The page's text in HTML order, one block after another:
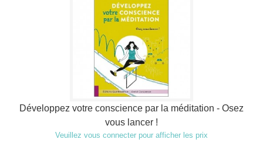
Développez votre conscience par la méditation - Osez
vous lancer !
Veuillez vous connecter pour afficher les prix